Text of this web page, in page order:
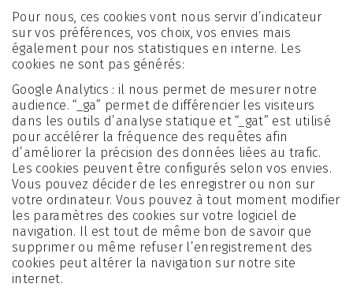
Pour nous, ces cookies vont nous servir d’indicateur
sur vos préférences, vos choix, vos envies mais
également pour nos statistiques en interne. Les
cookies ne sont pas générés:
Google Analytics : il nous permet de mesurer notre
audience. “_ga” permet de différencier les visiteurs
dans les outils d’analyse statique et “_gat” est utilisé
pour accélérer la fréquence des requêtes afin
d’améliorer la précision des données liées au trafic.
Les cookies peuvent être configurés selon vos envies.
Vous pouvez décider de les enregistrer ou non sur
votre ordinateur. Vous pouvez à tout moment modifier
les paramètres des cookies sur votre logiciel de
navigation. Il est tout de même bon de savoir que
supprimer ou même refuser l’enregistrement des
cookies peut altérer la navigation sur notre site
internet.